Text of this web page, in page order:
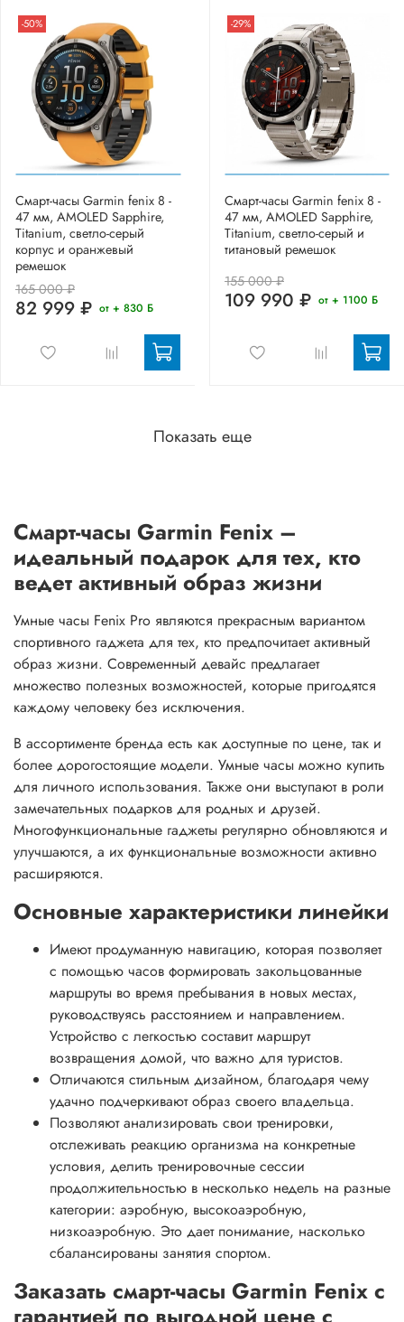
-50%
Смарт-часы Garmin fenix 8 -
47 мм, AMOLED Sapphire,
Titanium, светло-серый
корпус и оранжевый
ремешок
165 000 ₽
82 999 ₽ от + 830 Б
-29%
Смарт-часы Garmin fenix 8 -
47 мм, AMOLED Sapphire,
Titanium, светло-серый и
титановый ремешок
155 000 ₽
109 990 ₽ от + 1100 Б
Показать еще
Смарт-часы Garmin Fenix –
идеальный подарок для тех, кто
ведет активный образ жизни
Умные часы Fenix Pro являются прекрасным вариантом
спортивного гаджета для тех, кто предпочитает активный
образ жизни. Современный девайс предлагает
множество полезных возможностей, которые пригодятся
каждому человеку без исключения.
В ассортименте бренда есть как доступные по цене, так и
более дорогостоящие модели. Умные часы можно купить
для личного использования. Также они выступают в роли
замечательных подарков для родных и друзей.
Многофункциональные гаджеты регулярно обновляются и
улучшаются, а их функциональные возможности активно
расширяются.
Основные характеристики линейки
Имеют продуманную навигацию, которая позволяет
с помощью часов формировать закольцованные
маршруты во время пребывания в новых местах,
руководствуясь расстоянием и направлением.
Устройство с легкостью составит маршрут
возвращения домой, что важно для туристов.
Отличаются стильным дизайном, благодаря чему
удачно подчеркивают образ своего владельца.
Позволяют анализировать свои тренировки,
отслеживать реакцию организма на конкретные
условия, делить тренировочные сессии
продолжительностью в несколько недель на разные
категории: аэробную, высокоаэробную,
низкоаэробную. Это дает понимание, насколько
сбалансированы занятия спортом.
Заказать смарт-часы Garmin Fenix с